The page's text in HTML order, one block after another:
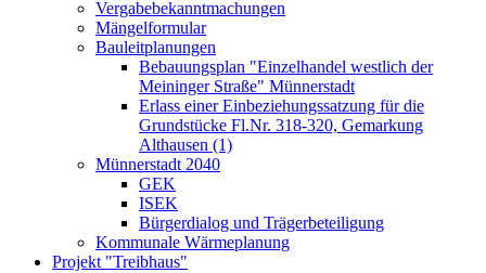
Vergabebekanntmachungen
Mängelformular
Bauleitplanungen
Bebauungsplan "Einzelhandel westlich der
Meininger Straße" Münnerstadt
Erlass einer Einbeziehungssatzung für die
Grundstücke Fl.Nr. 318-320, Gemarkung
Althausen (1)
Münnerstadt 2040
GEK
ISEK
Bürgerdialog und Trägerbeteiligung
Kommunale Wärmeplanung
Projekt "Treibhaus"